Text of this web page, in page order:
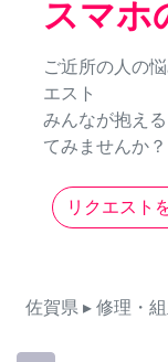
スマホ
ご近所の人の
エスト
みんなが抱え
てみませんか？
リクエスト
佐賀県 ▸ 修理・